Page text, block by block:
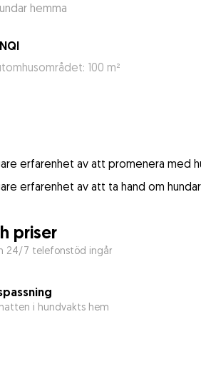
hemma
100 m²
erfarenhet av att promenera med
erfarenhet av att ta hand om hundar
priser
24/7 telefonstöd ingår
i hundvakts hem